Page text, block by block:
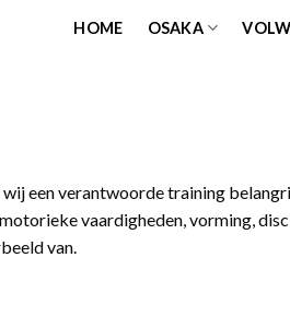
HOME OSAKA
een verantwoorde training
vaardigheden, vorming,
van.